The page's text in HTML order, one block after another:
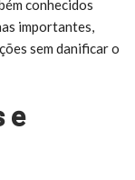
conhecidos
importantes,
sem danificar o
e